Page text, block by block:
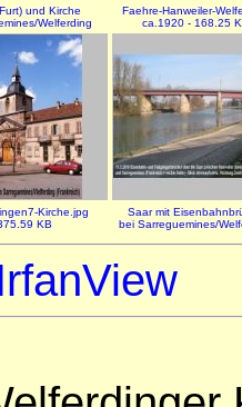
und Kirche
Welferding
Faehre-Hanweiler-
ca.1920 - 168.25
Kirche.jpg
KB
Saar mit
bei Sarreguemines/